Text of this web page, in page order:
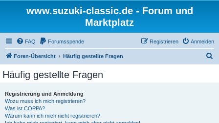
www.suzuki-classic.de - Forum und
Marktplatz
FAQ Forumsspende Anmelden
Registrieren
Foren-Übersicht Häufig gestellte Fragen
Häufig gestellte Fragen
Registrierung und Anmeldung
Wozu muss ich mich registrieren?
Was ist COPPA?
Warum kann ich mich nicht registrieren?